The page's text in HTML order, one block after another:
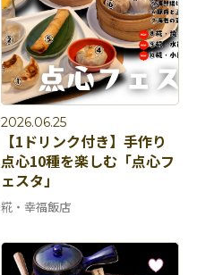
2026.06.25
【1ドリンク付き】手作り
点心10種を楽しむ「点心フ
ェスタ」
糀・幸福飯店